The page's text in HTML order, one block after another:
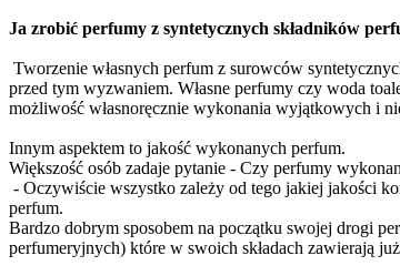
Ja zrobić perfumy z syntetycznych składników
Tworzenie własnych perfum z surowców
przed tym wyzwaniem. Własne perfumy czy woda
możliwość własnoręcznie wykonania wyjątkowych i
Innym aspektem to jakość wykonanych perfum.
Większość osób zadaje pytanie - Czy perfumy
- Oczywiście wszystko zależy od tego jakiej jakości
perfum.
Bardzo dobrym sposobem na początku swojej drogi
perfumeryjnych) które w swoich składach zawierają